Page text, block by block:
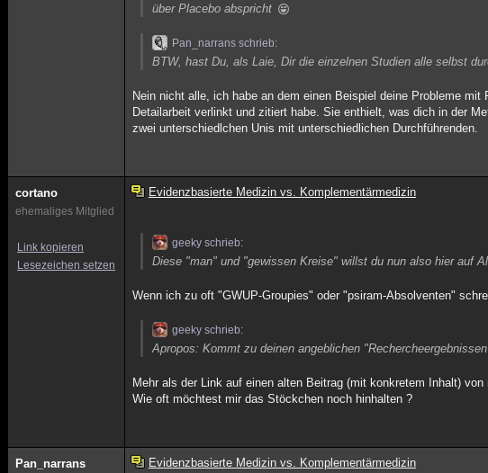
über Placebo abspricht
Pan_narrans schrieb:
BTW, hast Du, als Laie, Dir die einzelnen Studien alle selbst
Nein nicht alle, ich habe an dem einen Beispiel deine Probleme
Detailarbeit verlinkt und zitiert habe. Sie enthielt, was dich in der
zwei unterschiedlchen Unis mit unterschiedlichen Durchführenden.
cortano
ehemaliges Mitglied
Link kopieren
Lesezeichen setzen
Evidenzbasierte Medizin vs. Komplementärmedizin
geeky schrieb:
Diese "man" und "gewissen Kreise" willst du nun also hier auf
Wenn ich zu oft "GWUP-Groupies" oder "psiram-Absolventen"
geeky schrieb:
Apropos: Kommt zu deinen angeblichen
Mehr als der Link auf einen alten Beitrag (mit konkretem Inhalt) von
Wie oft möchtest mir das Stöckchen noch hinhalten ?
Pan_narrans Evidenzbasierte Medizin vs. Komplementärmedizin